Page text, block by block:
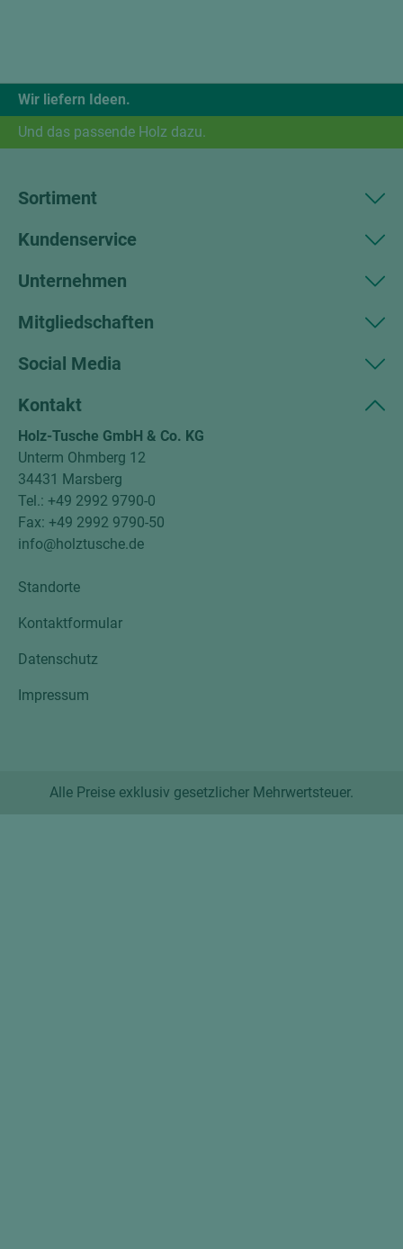
Wir liefern Ideen.
Und das passende Holz dazu.
Sortiment
Kundenservice
Unternehmen
Mitgliedschaften
Social Media
Kontakt
Holz-Tusche GmbH & Co. KG
Unterm Ohmberg 12
34431 Marsberg
Tel.: +49 2992 9790-0
Fax: +49 2992 9790-50
info@holztusche.de
Standorte
Kontaktformular
Datenschutz
Impressum
Alle Preise exklusiv gesetzlicher Mehrwertsteuer.